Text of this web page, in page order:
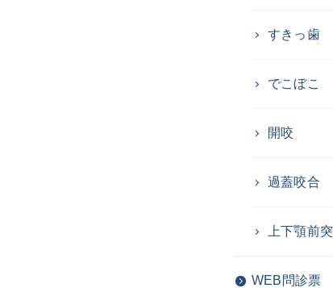
すきっ歯
でこぼこ
開咬
過蓋咬合
上下顎前突
WEB問診票